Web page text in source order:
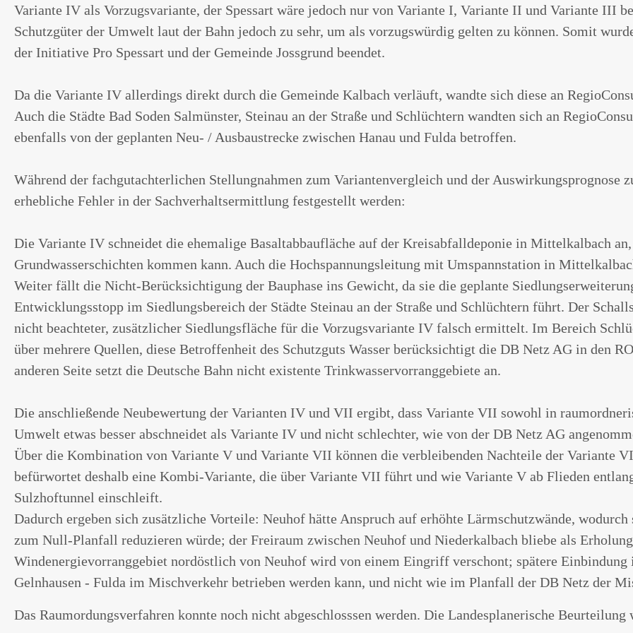
Variante IV als Vorzugsvariante, der Spessart wäre jedoch nur von Variante I, Variante II und Variante III
Schutzgüter der Umwelt laut der Bahn jedoch zu sehr, um als vorzugswürdig gelten zu können. Somit
der Initiative Pro Spessart und der Gemeinde Jossgrund beendet.
Da die Variante IV allerdings direkt durch die Gemeinde Kalbach verläuft, wandte sich diese an
Auch die Städte Bad Soden Salmünster, Steinau an der Straße und Schlüchtern wandten sich an
ebenfalls von der geplanten Neu- / Ausbaustrecke zwischen Hanau und Fulda betroffen.
Während der fachgutachterlichen Stellungnahmen zum Variantenvergleich und der Auswirkungsprognose
erhebliche Fehler in der Sachverhaltsermittlung festgestellt werden:
Die Variante IV schneidet die ehemalige Basaltabbaufläche auf der Kreisabfalldeponie in Mittelkalbach
Grundwasserschichten kommen kann. Auch die Hochspannungsleitung mit Umspannstation in
Weiter fällt die Nicht-Berücksichtigung der Bauphase ins Gewicht, da sie die geplante
Entwicklungsstopp im Siedlungsbereich der Städte Steinau an der Straße und Schlüchtern führt. Der
nicht beachteter, zusätzlicher Siedlungsfläche für die Vorzugsvariante IV falsch ermittelt. Im Bereich
über mehrere Quellen, diese Betroffenheit des Schutzguts Wasser berücksichtigt die DB Netz AG in den
anderen Seite setzt die Deutsche Bahn nicht existente Trinkwasservorranggebiete an.
Die anschließende Neubewertung der Varianten IV und VII ergibt, dass Variante VII sowohl in
Umwelt etwas besser abschneidet als Variante IV und nicht schlechter, wie von der DB Netz AG
Über die Kombination von Variante V und Variante VII können die verbleibenden Nachteile der Variante
befürwortet deshalb eine Kombi-Variante, die über Variante VII führt und wie Variante V ab Flieden
Sulzhoftunnel einschleift.
Dadurch ergeben sich zusätzliche Vorteile: Neuhof hätte Anspruch auf erhöhte Lärmschutzwände,
zum Null-Planfall reduzieren würde; der Freiraum zwischen Neuhof und Niederkalbach bliebe als
Windenergievorranggebiet nordöstlich von Neuhof wird von einem Eingriff verschont; spätere Einbindung
Gelnhausen - Fulda im Mischverkehr betrieben werden kann, und nicht wie im Planfall der DB Netz der
Das Raumordungsverfahren konnte noch nicht abgeschlosssen werden. Die Landesplanerische